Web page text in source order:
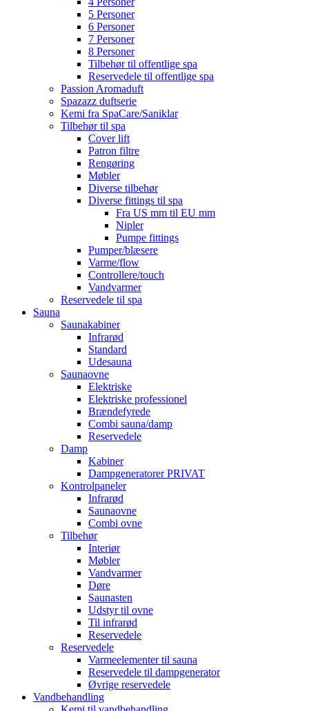
5 Personer
6 Personer
7 Personer
8 Personer
Tilbehør til offentlige spa
Reservedele til offentlige spa
Passion Aromaduft
Spazazz duftserie
Kemi fra SpaCare/Saniklar
Tilbehør til spa
Cover lift
Patron filtre
Rengøring
Møbler
Diverse tilbehør
Diverse fittings til spa
Fra US mm til EU mm
Nipler
Pumpe fittings
Pumper/blæsere
Varme/flow
Controllere/touch
Vandvarmer
Reservedele til spa
Sauna
Saunakabiner
Infrarød
Standard
Udesauna
Saunaovne
Elektriske
Elektriske professionel
Brændefyrede
Combi sauna/damp
Reservedele
Damp
Kabiner
Dampgeneratorer PRIVAT
Kontrolpaneler
Infrarød
Saunaovne
Combi ovne
Tilbehør
Interiør
Møbler
Vandvarmer
Døre
Saunasten
Udstyr til ovne
Til infrarød
Reservedele
Reservedele
Varmeelementer til sauna
Reservedele til dampgenerator
Øvrige reservedele
Vandbehandling